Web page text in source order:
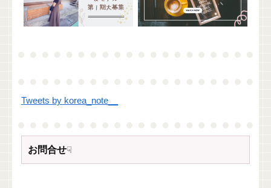
Tweets by korea_note__
お問合せ☟